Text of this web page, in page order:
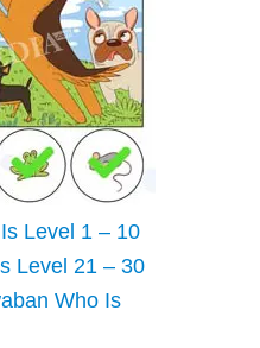
Level 1 – 10
Level 21 – 30
Who Is